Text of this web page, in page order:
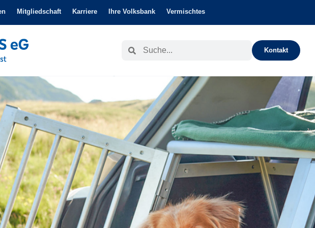
Mitgliedschaft Karriere Ihre Volksbank Vermischtes
SucheSuche Kontakt